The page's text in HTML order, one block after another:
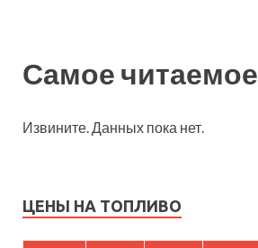
Самое читаемое
Извините. Данных пока нет.
ЦЕНЫ НА ТОПЛИВО